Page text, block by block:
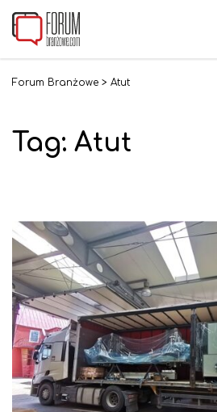
Forum Branżowe > Atut
Tag: Atut